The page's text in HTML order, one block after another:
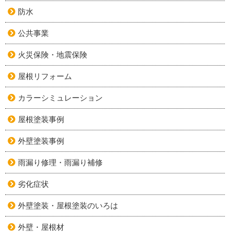
防水
公共事業
火災保険・地震保険
屋根リフォーム
カラーシミュレーション
屋根塗装事例
外壁塗装事例
雨漏り修理・雨漏り補修
劣化症状
外壁塗装・屋根塗装のいろは
外壁・屋根材